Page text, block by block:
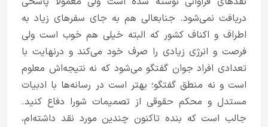
دریافت نمی‌شود. جنابعالی هم به جای سفر‌های زیاد به
اطراف و اکناف کشور که البته خیلی هم خوب است ولی
فرصت و انرژی زیادی را صرف خود می‌کند و درنهایت با
تعدادی افراد جوان گفتگو می‌شود که نه نتیجه‌اش معلوم
است و نه منطق گفتگو؛ بهتر است در رسانه‌ها با ادبیات
مستدل و محکم حقوقی از تصمیمات شورا دفاع کنید.
جالب است که بنده تاکنون چندین مورد نقد داشته‌ام،